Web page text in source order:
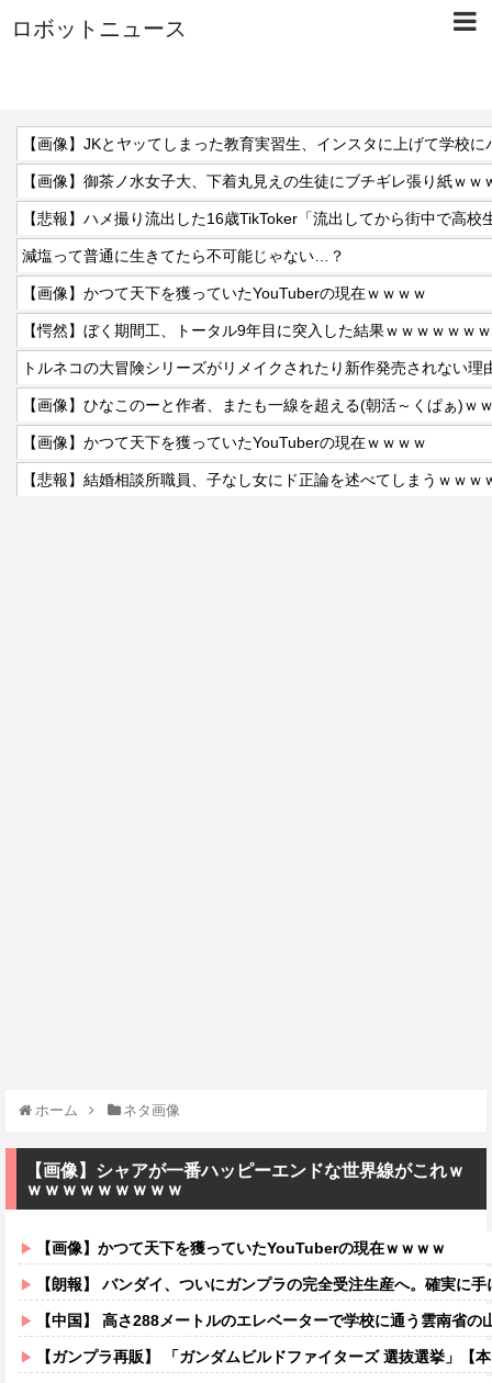
ロボットニュース
【画像】JKとヤッてしまった教育実習生、インスタに上げて学校
【画像】御茶ノ水女子大、下着丸見えの生徒にブチギレ張り紙ｗｗ
【悲報】ハメ撮り流出した16歳TikToker「流出してから街中で高校
減塩って普通に生きてたら不可能じゃない…？
【画像】かつて天下を獲っていたYouTuberの現在ｗｗｗｗ
【愕然】ぼく期間工、トータル9年目に突入した結果ｗｗｗｗｗｗ
トルネコの大冒険シリーズがリメイクされたり新作発売されない理
【画像】ひなこのーと作者、またも一線を超える(朝活～くぱぁ)ｗ
【画像】かつて天下を獲っていたYouTuberの現在ｗｗｗｗ
【悲報】結婚相談所職員、子なし女にド正論を述べてしまうｗｗｗ
ホーム ネタ画像
【画像】シャアが一番ハッピーエンドな世界線がこれｗ
ｗｗｗｗｗｗｗｗｗ
【画像】かつて天下を獲っていたYouTuberの現在ｗｗｗｗ
【朗報】 バンダイ、ついにガンプラの完全受注生産へ。確実に
【中国】 高さ288メートルのエレベーターで学校に通う雲南省の山地の子供
【ガンプラ再販】 「ガンダムビルドファイターズ 選抜選挙」【